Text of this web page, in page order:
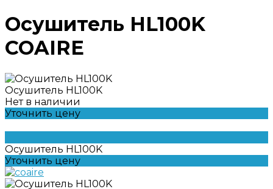
Осушитель HL100K
COAIRE
Осушитель HL100K
Нет в наличии
Уточнить цену
Осушитель HL100K
Уточнить цену